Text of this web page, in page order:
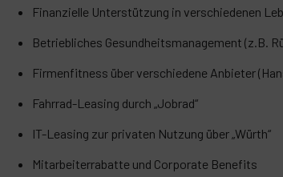
Finanzielle Unterstützung in verschiedenen
Betriebliches Gesundheitsmanagement (z.B.
Firmenfitness über verschiedene Anbieter
Fahrrad-Leasing durch „Jobrad“
IT-Leasing zur privaten Nutzung über „Würth“
Mitarbeiterrabatte und Corporate Benefits